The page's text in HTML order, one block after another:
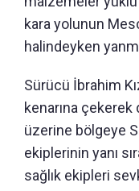
kara yolunun
halindeyken
Sürücü İbrahim
kenarına
üzerine bölgeye
ekiplerinin yanı
sağlık ekipleri